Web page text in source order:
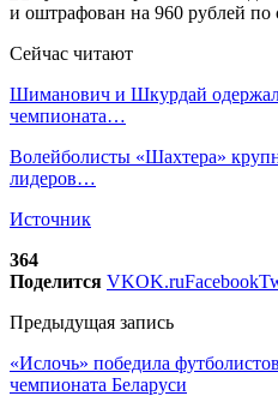
Сейчас читают
Шиманович и Шкурдай
чемпионата…
Волейболисты «Шахтера»
лидеров…
Источник
364
Поделится VKOK.ruFacebook
Предыдущая запись
«Ислочь» победила
чемпионата Беларуси